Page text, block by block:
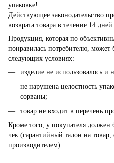
упаковке!
Действующее законодательство
возврата товара в течение 14
Продукция, которая по
понравилась потребителю,
следующих условиях:
изделие не использовалось и
не нарушена целостность
сорваны;
товар не входит в перечень
Кроме того, у покупателя должен
чек (гарантийный талон на товар,
производителем).